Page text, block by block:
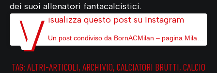
dei suoi allenatori fantacalcistici.
V isualizza questo post su Instagram
TAG: ALTRI-ARTICOLI, ARCHIVIO, CALCIATORI BRUTTI, CALCIO